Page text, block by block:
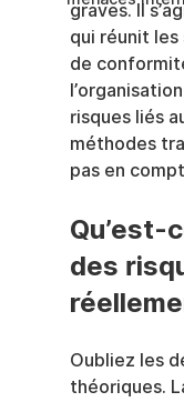
graves. Il
qui réunit les
de
risques liés
méthodes
pas en
Qu’est-
des
Oubliez les
théoriques.